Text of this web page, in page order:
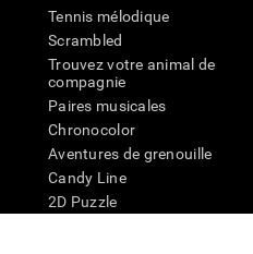
Tennis mélodique
Scrambled
Trouvez votre animal de
compagnie
Paires musicales
Chronocolor
Aventures de grenouille
Candy Line
2D Puzzle